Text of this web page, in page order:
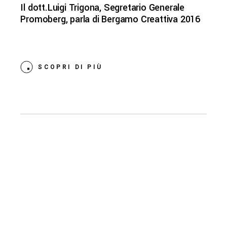
Il dott.Luigi Trigona, Segretario Generale
Promoberg, parla di Bergamo Creattiva 2016
SCOPRI DI PIÙ